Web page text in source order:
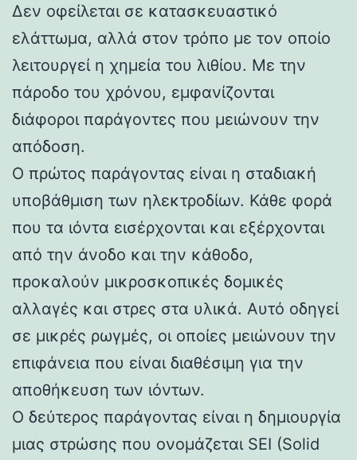
Δεν οφείλεται σε κατασκευαστικό
ελάττωμα, αλλά στον τρόπο με τον οποίο
λειτουργεί η χημεία του λιθίου. Με την
πάροδο του χρόνου, εμφανίζονται
διάφοροι παράγοντες που μειώνουν την
απόδοση.
Ο πρώτος παράγοντας είναι η σταδιακή
υποβάθμιση των ηλεκτροδίων. Κάθε φορά
που τα ιόντα εισέρχονται και εξέρχονται
από την άνοδο και την κάθοδο,
προκαλούν μικροσκοπικές δομικές
αλλαγές και στρες στα υλικά. Αυτό οδηγεί
σε μικρές ρωγμές, οι οποίες μειώνουν την
επιφάνεια που είναι διαθέσιμη για την
αποθήκευση των ιόντων.
Ο δεύτερος παράγοντας είναι η δημιουργία
μιας στρώσης που ονομάζεται SEI (Solid